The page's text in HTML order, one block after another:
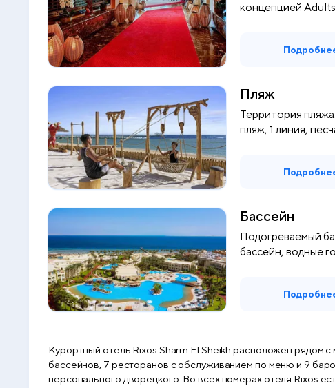
концепцией
Пляж
Территория
пляж, 1 линия,
Бассейн
Подогреваемый
бассейн, водные
Курортный отель Rixos Sharm El Sheikh расположен рядом
бассейнов, 7 ресторанов с обслуживанием по меню и 9
персонального дворецкого. Во всех номерах отеля Rixos есть балкон или терраса с видом на море, сад либо бассейн. Каждый номер оснащен телевизором с плоским экраном